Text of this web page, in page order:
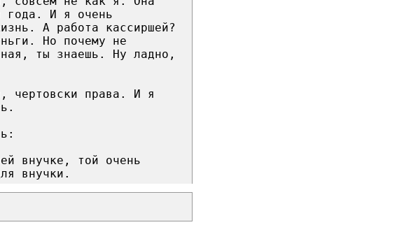
года. И я очень
А работа кассиршей?
Но почему не
ты знаешь. Ну ладно,
чертовски права. И я
внучке, той очень
внучки.